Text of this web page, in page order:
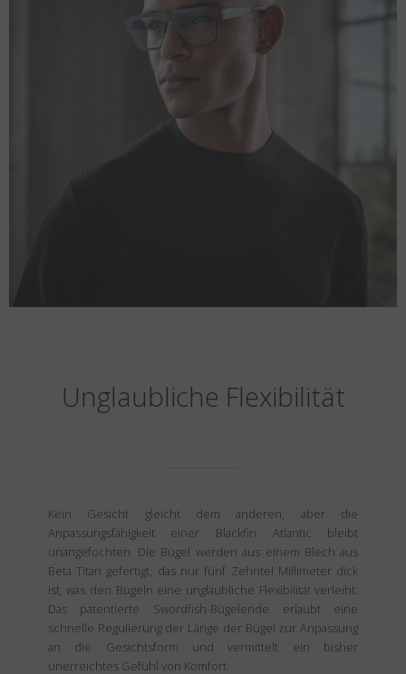
Unglaubliche Flexibilität
Kein Gesicht gleicht dem anderen, aber die
Anpassungsfähigkeit einer Blackfin Atlantic bleibt
unangefochten. Die Bügel werden aus einem Blech aus
Beta Titan gefertigt, das nur fünf Zehntel Millimeter dick
ist, was den Bügeln eine unglaubliche Flexibilität verleiht.
Das patentierte Swordfish-Bügelende erlaubt eine
schnelle Regulierung der Länge der Bügel zur Anpassung
an die Gesichtsform und vermittelt ein bisher
unerreichtes Gefühl von Komfort.